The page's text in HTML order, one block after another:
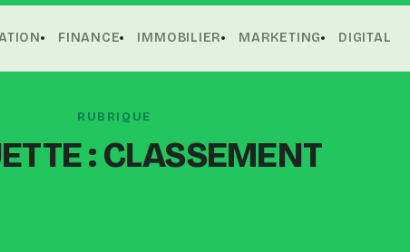
FINANCE IMMOBILIER MARKETING DIGITAL
RUBRIQUE
: CLASSEMENT